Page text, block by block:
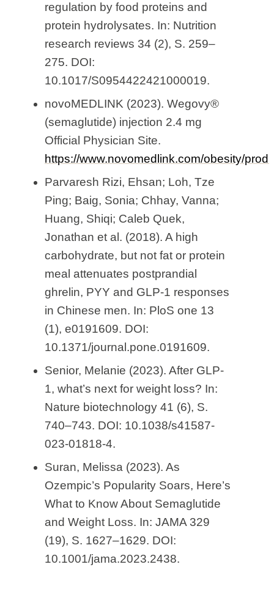
regulation by food proteins and
protein hydrolysates. In: Nutrition
research reviews 34 (2), S. 259–
275. DOI:
10.1017/S0954422421000019.
novoMEDLINK (2023). Wegovy®
(semaglutide) injection 2.4 mg
Official Physician Site.
https://www.novomedlink.com/obesity/
Parvaresh Rizi, Ehsan; Loh, Tze
Ping; Baig, Sonia; Chhay, Vanna;
Huang, Shiqi; Caleb Quek,
Jonathan et al. (2018). A high
carbohydrate, but not fat or protein
meal attenuates postprandial
ghrelin, PYY and GLP-1 responses
in Chinese men. In: PloS one 13
(1), e0191609. DOI:
10.1371/journal.pone.0191609.
Senior, Melanie (2023). After GLP-
1, what’s next for weight loss? In:
Nature biotechnology 41 (6), S.
740–743. DOI: 10.1038/s41587-
023-01818-4.
Suran, Melissa (2023). As
Ozempic’s Popularity Soars, Here’s
What to Know About Semaglutide
and Weight Loss. In: JAMA 329
(19), S. 1627–1629. DOI:
10.1001/jama.2023.2438.